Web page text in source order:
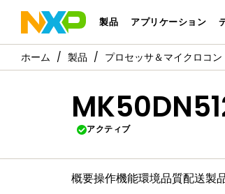
製品 アプリケーション
製品 プロセッサ＆マイクロコン
アクティブ
概要操作機能環境品質配送製